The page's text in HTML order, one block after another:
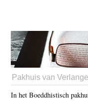
Pakhuis van
In het Boeddhistisch